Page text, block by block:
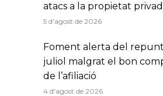
atacs a la propietat
5 d'agost de 2026
Foment alerta del
juliol malgrat el bon
de l’afiliació
4 d'agost de 2026